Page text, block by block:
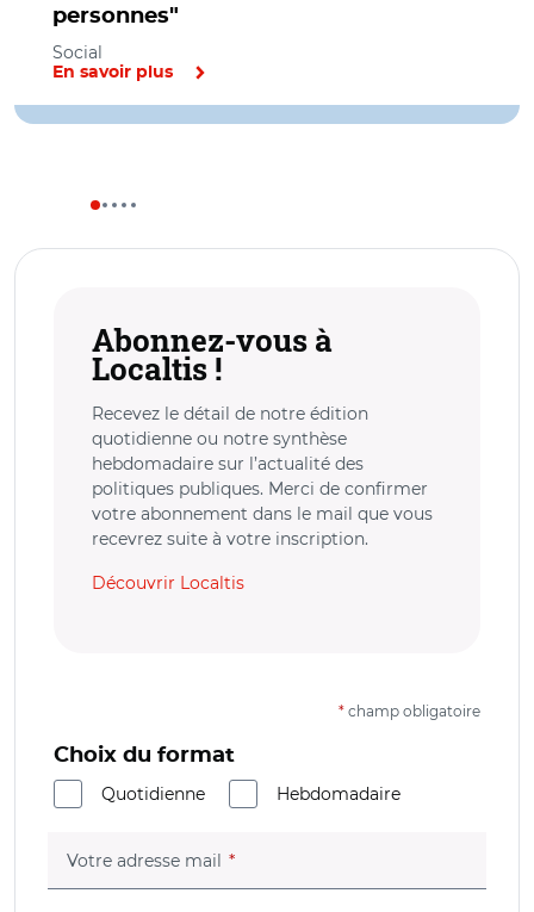
personnes"
Social
En savoir plus
Abonnez-vous à
Localtis !
Recevez le détail de notre édition
quotidienne ou notre synthèse
hebdomadaire sur l’actualité des
politiques publiques. Merci de confirmer
votre abonnement dans le mail que vous
recevrez suite à votre inscription.
Découvrir Localtis
* champ obligatoire
Choix du format
Quotidienne
Hebdomadaire
Votre adresse mail (champ obligatoire)